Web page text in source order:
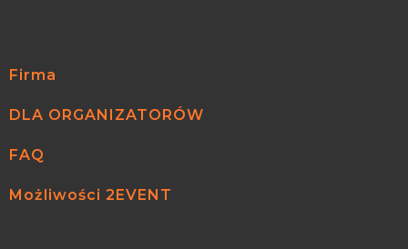
Firma
DLA ORGANIZATORÓW
FAQ
Możliwości 2EVENT